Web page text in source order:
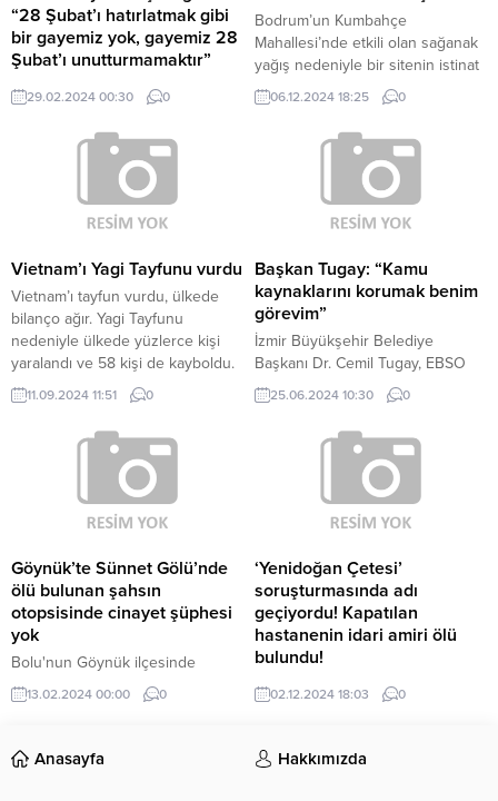
“28 Şubat’ı hatırlatmak gibi
bir gayemiz yok, gayemiz 28
Şubat’ı unutturmamaktır”
Türk siyasi tarihine "postmodern
darbe" olarak geçen 28 Şubat
sürecinde, üniversiteyi başörtüsü
çıkarttırılarak okumak zorunda
bırakılan Akademisyen Bedia
Koçakoğlu, "Bazen ses
yükselttiklerini duyuyoruz,
sömürüsü yapmaktan da
yılmadınız, 27 sene geçmiş
aradan...
29.02.2024 00:30 0
Bodrum’un Kumbahçe
Mahallesi’nde etkili olan sağanak
yağış nedeniyle bir sitenin istinat
duvarı çöktü. Yağışın şiddetini
arttırmasının ardından, duvarın
yıkılması sonucu taş, toprak ve
ağaçlar sitedeki binanın üzerine
devrildi. Binanın camları kırılırken,
duvarda hasar meydana geldi.
Çöken duvar, park halindeki bir
otomobil kullanılamaz hale geldi.
Ayrıca, cadde...
06.12.2024 18:25 0
Vietnam’ı Yagi Tayfunu vurdu
Vietnam’ı tayfun vurdu, ülkede
bilanço ağır. Yagi Tayfunu
nedeniyle ülkede yüzlerce kişi
yaralandı ve 58 kişi de kayboldu.
Yaşanan olayların ardından, Afet
Önleme ve Kontrol Dairesinden
afete ilişkin açıklama yapıldı.
Açıklamada, tayfun nedeniyle
hayatını kaybedenlerin sayısının
143’e yükseldiği belirtildi ve
afetten etkilenen bölgelere gıda
MİLYON DOLARLIK...
11.09.2024 11:51 0
Başkan Tugay: “Kamu
kaynaklarını korumak benim
görevim”
İzmir Büyükşehir Belediye
Başkanı Dr. Cemil Tugay, EBSO
Meclisi'nin konuğu oldu.
25.06.2024 10:30 0
Göynük’te Sünnet Gölü’nde
ölü bulunan şahsın
otopsisinde cinayet şüphesi
yok
Bolu'nun Göynük ilçesinde
Sünnet Gölü'nde ölü bulunan
şahsın yapılan otopside cinayet
İlyas Aslan'ın cesedi, göl kıyısında
düşerek kafasını taşa vurması
13.02.2024 00:00 0
‘Yenidoğan Çetesi’
soruşturmasında adı
geçiyordu! Kapatılan
hastanenin idari amiri ölü
bulundu!
İstanbul İkitelli’de, dün öğlen
saatlerinde bir kişinin
durduğunu görenler polis ve
sağlık ekiplerine haber verdi.
02.12.2024 18:03 0
Anasayfa Hakkımızda